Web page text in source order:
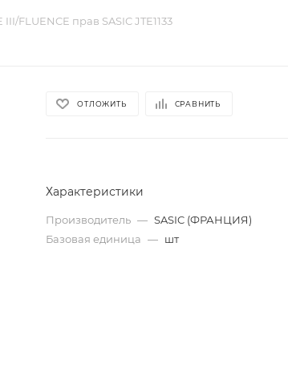
FLUENCE прав SASIC JTE1133
ОТЛОЖИТЬ СРАВНИТЬ
Характеристики
Производитель — SASIC (ФРАНЦИЯ)
Базовая единица — шт